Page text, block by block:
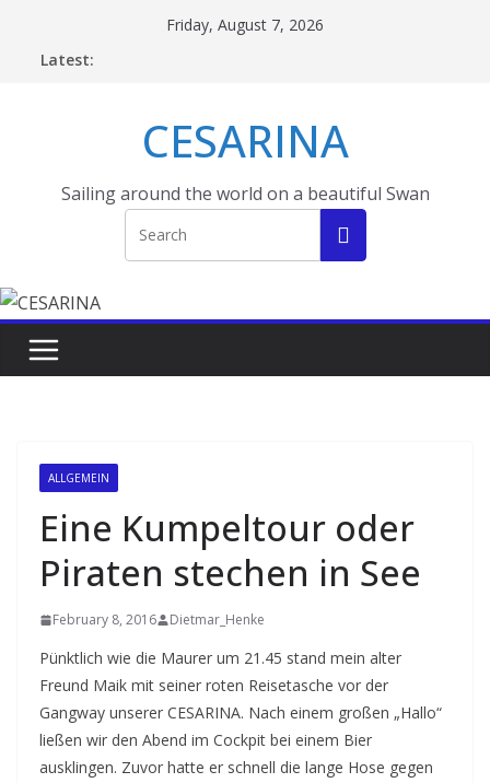
Friday, August 7, 2026
Latest:
CESARINA
Sailing around the world on a beautiful Swan
ALLGEMEIN
Eine Kumpeltour oder
Piraten stechen in See
February 8, 2016 Dietmar_Henke
Pünktlich wie die Maurer um 21.45 stand mein alter
Freund Maik mit seiner roten Reisetasche vor der
Gangway unserer CESARINA. Nach einem großen „Hallo“
ließen wir den Abend im Cockpit bei einem Bier
ausklingen. Zuvor hatte er schnell die lange Hose gegen